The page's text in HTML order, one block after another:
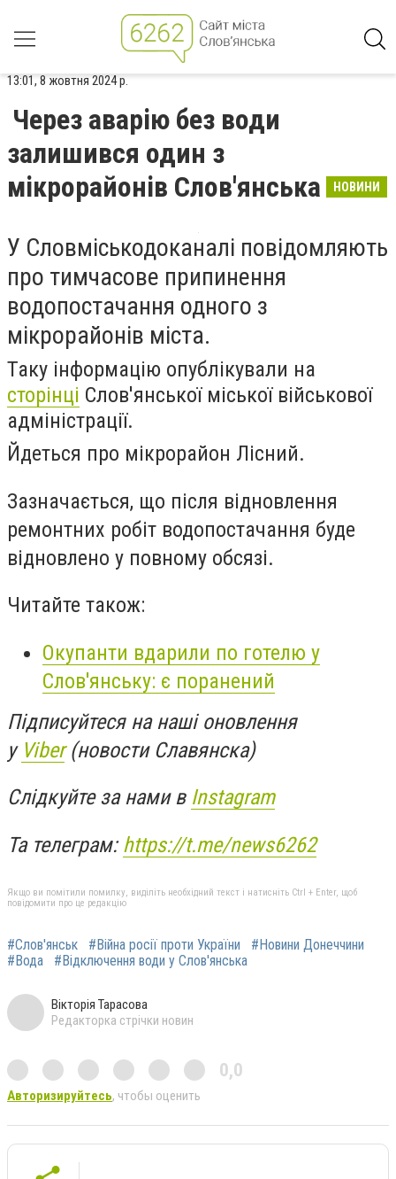
13:01, 8 жовтня 2024 р.
Через аварію без води
залишився один з
мікрорайонів Слов'янська
НОВИНИ
У Словміськодоканалі повідомляють
про тимчасове припинення
водопостачання одного з
мікрорайонів міста.
Таку інформацію опублікували на
сторінці Слов'янської міської військової
адміністрації.
Йдеться про мікрорайон Лісний.
Зазначається, що після відновлення
ремонтних робіт водопостачання буде
відновлено у повному обсязі.
Читайте також:
Окупанти вдарили по готелю у
Слов'янську: є поранений
Підписуйтеся на наші оновлення
у Viber(новости Славянска)
Слідкуйте за нами в Instagram
Та телеграм:https://t.me/news6262
Якщо ви помітили помилку, виділіть необхідний текст і натисніть Ctrl + Enter, щоб
повідомити про це редакцію
#Слов'янськ #Війна росії проти України
#Новини Донеччини
#Вода
#Відключення води у Слов'янська
Вікторія Тарасова
Редакторка стрічки новин
0,0
Авторизируйтесь, чтобы оценить